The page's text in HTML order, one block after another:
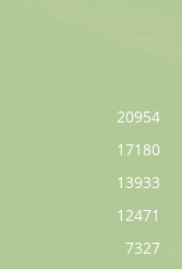
20954
17180
13933
12471
7327